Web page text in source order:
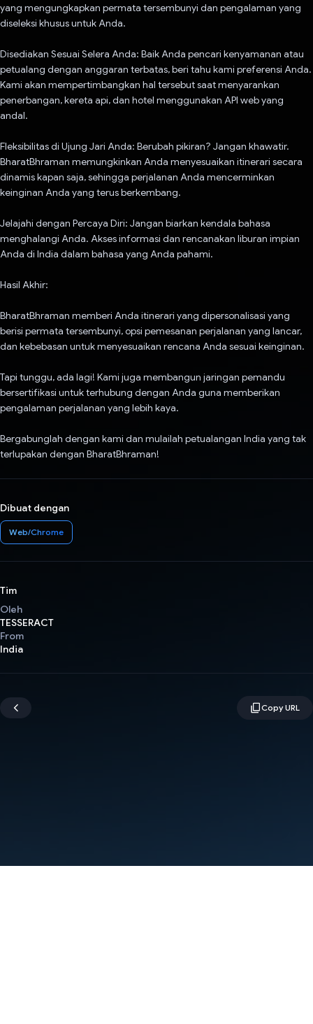
yang mengungkapkan permata tersembunyi dan pengalaman yang
diseleksi khusus untuk Anda.
Disediakan Sesuai Selera Anda: Baik Anda pencari kenyamanan atau
petualang dengan anggaran terbatas, beri tahu kami preferensi Anda.
Kami akan mempertimbangkan hal tersebut saat menyarankan
penerbangan, kereta api, dan hotel menggunakan API web yang
andal.
Fleksibilitas di Ujung Jari Anda: Berubah pikiran? Jangan khawatir.
BharatBhraman memungkinkan Anda menyesuaikan itinerari secara
dinamis kapan saja, sehingga perjalanan Anda mencerminkan
keinginan Anda yang terus berkembang.
Jelajahi dengan Percaya Diri: Jangan biarkan kendala bahasa
menghalangi Anda. Akses informasi dan rencanakan liburan impian
Anda di India dalam bahasa yang Anda pahami.
Hasil Akhir:
BharatBhraman memberi Anda itinerari yang dipersonalisasi yang
berisi permata tersembunyi, opsi pemesanan perjalanan yang lancar,
dan kebebasan untuk menyesuaikan rencana Anda sesuai keinginan.
Tapi tunggu, ada lagi! Kami juga membangun jaringan pemandu
bersertifikasi untuk terhubung dengan Anda guna memberikan
pengalaman perjalanan yang lebih kaya.
Bergabunglah dengan kami dan mulailah petualangan India yang tak
terlupakan dengan BharatBhraman!
Dibuat dengan
Web/Chrome
Tim
Oleh
TESSERACT
From
India